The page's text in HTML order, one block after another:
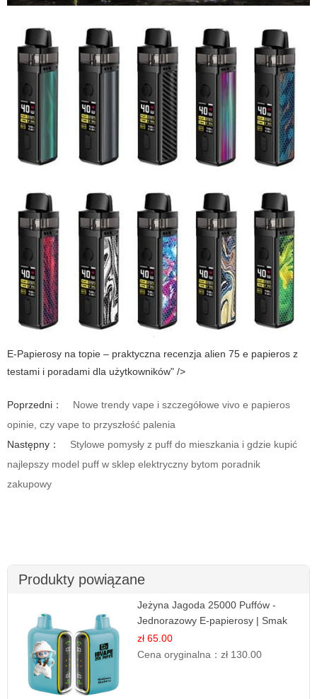
E-Papierosy na topie – praktyczna recenzja alien 75 e papieros z
testami i poradami dla użytkowników" />
Poprzedni：
Nowe trendy vape i szczegółowe vivo e papieros
opinie, czy vape to przyszłość palenia
Następny：
Stylowe pomysły z puff do mieszkania i gdzie kupić
najlepszy model puff w sklep elektryczny bytom poradnik
zakupowy
Produkty powiązane
Jeżyna Jagoda 25000 Puffów -
Jednorazowy E-papierosy | Smak
Leśnych Owoców
zł 65.00
Cena oryginalna：zł 130.00